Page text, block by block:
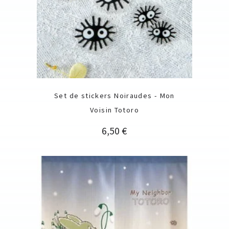
Set de stickers Noiraudes - Mon
Voisin Totoro
Prix
6,50 €